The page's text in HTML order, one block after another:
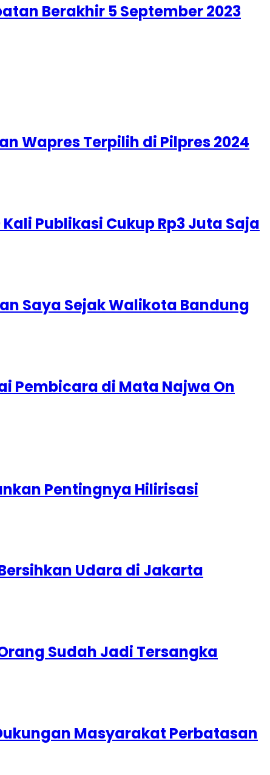
Berakhir 5 September 2023
Wapres Terpilih di Pilpres 2024
Publikasi Cukup Rp3 Juta Saja
Saya Sejak Walikota Bandung
Pembicara di Mata Najwa On
Pentingnya Hilirisasi
Udara di Jakarta
Sudah Jadi Tersangka
Masyarakat Perbatasan